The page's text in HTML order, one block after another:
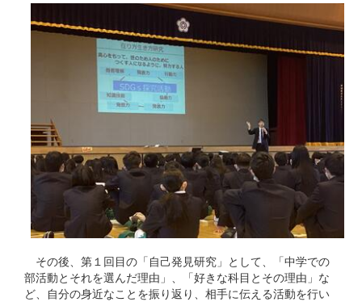
その後、第１回目の「自己発見研究」として、「中学での
部活動とそれを選んだ理由」、「好きな科目とその理由」な
ど、自分の身近なことを振り返り、相手に伝える活動を行い